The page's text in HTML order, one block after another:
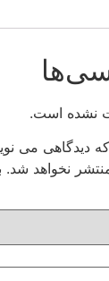
نشده است.
دیدگاهی می
نخواهد شد.